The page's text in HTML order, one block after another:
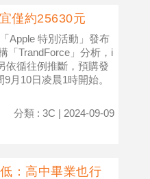
僅約25630元
Apple 特別活動」發布
「TrandForce」分析，i
依循往例推斷，預購發
月10日凌晨1時開始。
分類 : 3C | 2024-09-09
：高中畢業也行